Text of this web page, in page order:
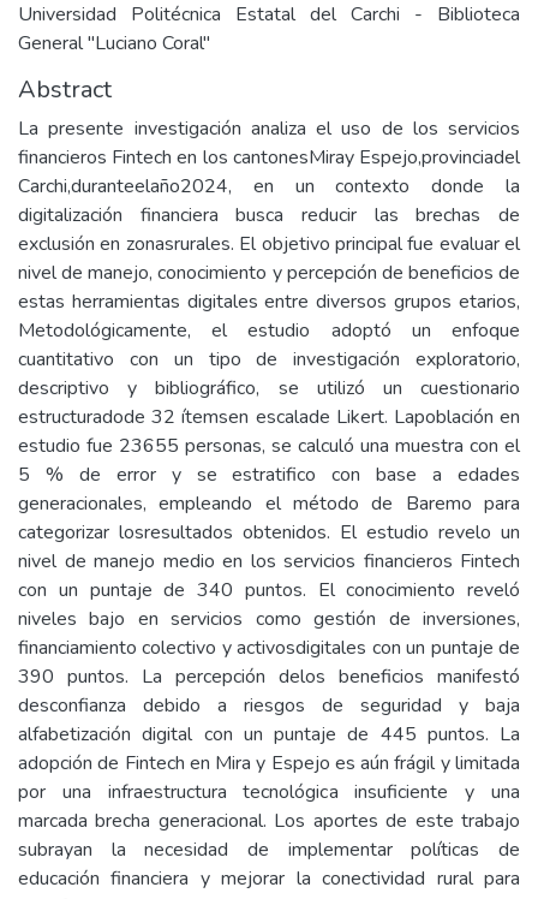
Universidad Politécnica Estatal del Carchi - Biblioteca
General "Luciano Coral"
Abstract
La presente investigación analiza el uso de los servicios
financieros Fintech en los cantonesMiray Espejo,provinciadel
Carchi,duranteelaño2024, en un contexto donde la
digitalización financiera busca reducir las brechas de
exclusión en zonasrurales. El objetivo principal fue evaluar el
nivel de manejo, conocimiento y percepción de beneficios de
estas herramientas digitales entre diversos grupos etarios,
Metodológicamente, el estudio adoptó un enfoque
cuantitativo con un tipo de investigación exploratorio,
descriptivo y bibliográfico, se utilizó un cuestionario
estructuradode 32 ítemsen escalade Likert. Lapoblación en
estudio fue 23655 personas, se calculó una muestra con el
5 % de error y se estratifico con base a edades
generacionales, empleando el método de Baremo para
categorizar losresultados obtenidos. El estudio revelo un
nivel de manejo medio en los servicios financieros Fintech
con un puntaje de 340 puntos. El conocimiento reveló
niveles bajo en servicios como gestión de inversiones,
financiamiento colectivo y activosdigitales con un puntaje de
390 puntos. La percepción delos beneficios manifestó
desconfianza debido a riesgos de seguridad y baja
alfabetización digital con un puntaje de 445 puntos. La
adopción de Fintech en Mira y Espejo es aún frágil y limitada
por una infraestructura tecnológica insuficiente y una
marcada brecha generacional. Los aportes de este trabajo
subrayan la necesidad de implementar políticas de
educación financiera y mejorar la conectividad rural para